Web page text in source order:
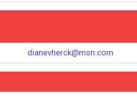
dianevherck@msn.com